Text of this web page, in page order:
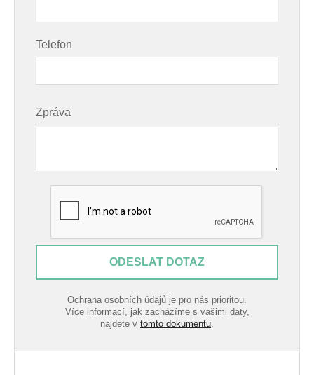
Telefon
Zpráva
ODESLAT DOTAZ
Ochrana osobních údajů je pro nás prioritou.
Více informací, jak zacházíme s vašimi daty,
najdete v tomto dokumentu.